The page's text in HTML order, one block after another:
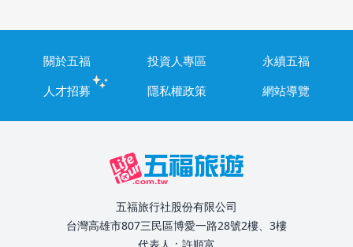
關於五福 投資人專區
永續五福
人才招募
隱私權政策 網站導覽
五福旅行社股份有限公司
台灣高雄市807三民區博愛一路28號2樓、3樓